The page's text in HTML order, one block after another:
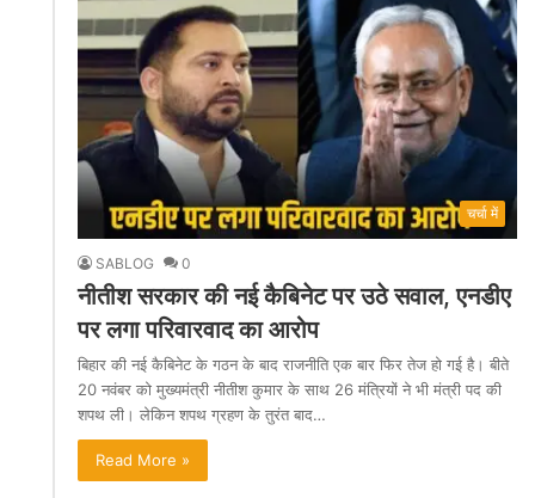
चर्चा में
SABLOG 0
नीतीश सरकार की नई कैबिनेट पर उठे सवाल, एनडीए
पर लगा परिवारवाद का आरोप
बिहार की नई कैबिनेट के गठन के बाद राजनीति एक बार फिर तेज हो गई है। बीते
20 नवंबर को मुख्यमंत्री नीतीश कुमार के साथ 26 मंत्रियों ने भी मंत्री पद की
शपथ ली। लेकिन शपथ ग्रहण के तुरंत बाद…
Read More »